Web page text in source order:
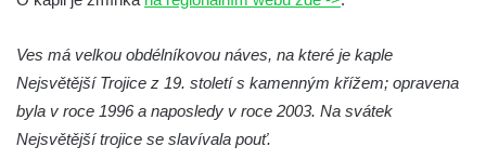
Kostel Všech svatých v Kamenném Újezdě
Kaple na křižovatce ulic Budějovická a
Dělnická v Kamenném Újezdě
Bývalý kostel svatých Filipa a Jakuba na
náměstí J. V. Kamarýta ve Velešíně
Ves má velkou obdélníkovou náves, na které je kaple
Nejsvětější Trojice z 19. století s kamenným křížem; opravena
byla v roce 1996 a naposledy v roce 2003. Na svátek
Nejsvětější trojice se slavívala pouť.